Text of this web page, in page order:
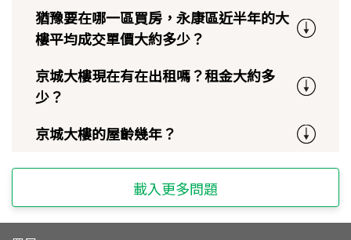
猶豫要在哪一區買房，永康區近半年的大
樓平均成交單價大約多少？
京城大樓現在有在出租嗎？租金大約多
少？
京城大樓的屋齡幾年？
載入更多問題